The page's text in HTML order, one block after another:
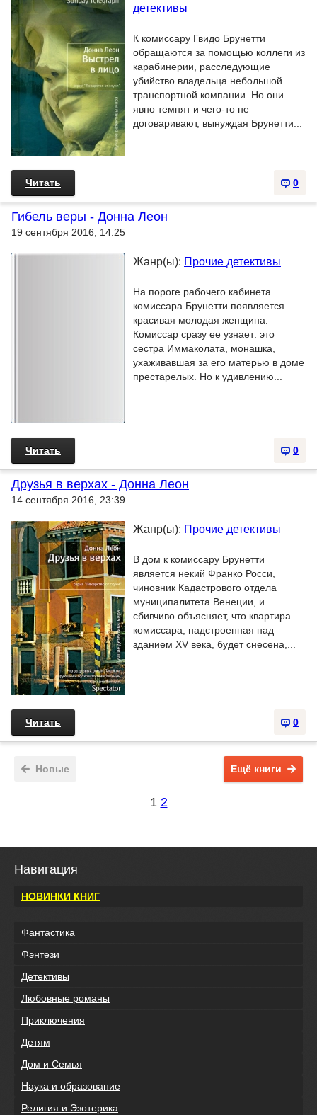
детективы
К комиссару Гвидо Брунетти
обращаются за помощью коллеги из
карабинерии, расследующие
убийство владельца небольшой
транспортной компании. Но они
явно темнят и чего-то не
договаривают, вынуждая Брунетти...
0
Читать
Гибель веры - Донна Леон
19 сентября 2016, 14:25
Жанр(ы): Прочие детективы
На пороге рабочего кабинета
комиссара Брунетти появляется
красивая молодая женщина.
Комиссар сразу ее узнает: это
сестра Иммаколата, монашка,
ухаживавшая за его матерью в доме
престарелых. Но к удивлению...
0
Читать
Друзья в верхах - Донна Леон
14 сентября 2016, 23:39
Жанр(ы): Прочие детективы
В дом к комиссару Брунетти
является некий Франко Росси,
чиновник Кадастрового отдела
муниципалитета Венеции, и
сбивчиво объясняет, что квартира
комиссара, надстроенная над
зданием XV века, будет снесена,...
0
Читать
Новые Ещё книги
1 2
Навигация
НОВИНКИ КНИГ
Фантастика
Фэнтези
Детективы
Любовные романы
Приключения
Детям
Дом и Семья
Наука и образование
Религия и Эзотерика